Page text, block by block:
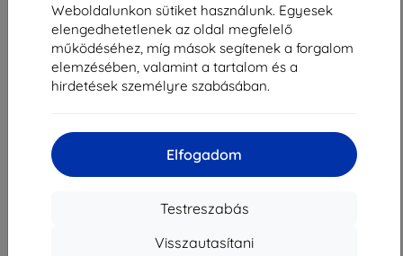
Weboldalunkon sütiket használunk. Egyesek
elengedhetetlenek az oldal megfelelő
működéséhez, míg mások segítenek a forgalom
elemzésében, valamint a tartalom és a
hirdetések személyre szabásában.
Elfogadom
Testreszabás
Visszautasítani
Összes találat5.